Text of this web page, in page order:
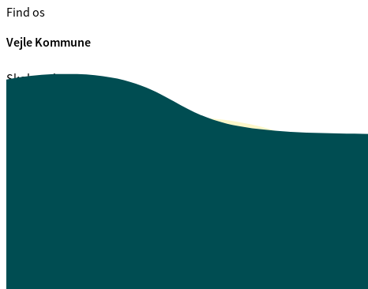
Find os
Vejle Kommune
Skolegade 1